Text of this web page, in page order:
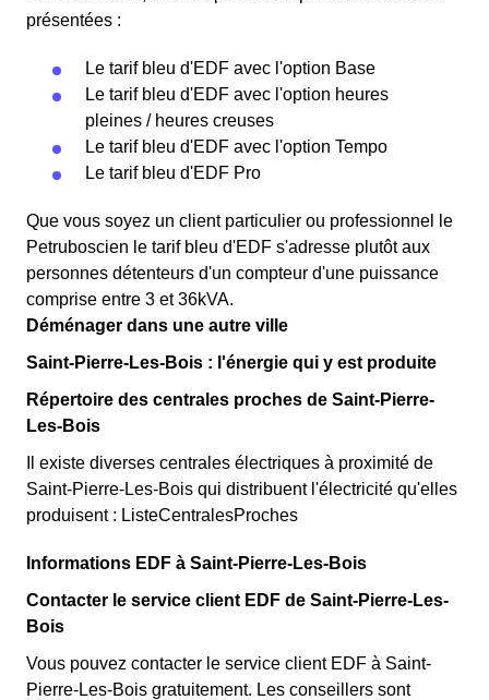
présentées :
Le tarif bleu d'EDF avec l'option Base
Le tarif bleu d'EDF avec l'option heures
pleines / heures creuses
Le tarif bleu d'EDF avec l'option Tempo
Le tarif bleu d'EDF Pro
Que vous soyez un client particulier ou professionnel le
Petruboscien le tarif bleu d'EDF s'adresse plutôt aux
personnes détenteurs d'un compteur d'une puissance
comprise entre 3 et 36kVA.
Déménager dans une autre ville
Saint-Pierre-Les-Bois : l'énergie qui y est produite
Répertoire des centrales proches de Saint-Pierre-
Les-Bois
Il existe diverses centrales électriques à proximité de
Saint-Pierre-Les-Bois qui distribuent l'électricité qu'elles
produisent : ListeCentralesProches
Informations EDF à Saint-Pierre-Les-Bois
Contacter le service client EDF de Saint-Pierre-Les-
Bois
Vous pouvez contacter le service client EDF à Saint-
Pierre-Les-Bois gratuitement. Les conseillers sont